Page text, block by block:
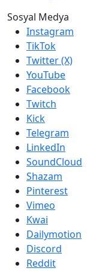
Sosyal Medya
Instagram
TikTok
Twitter (X)
YouTube
Facebook
Twitch
Kick
Telegram
LinkedIn
SoundCloud
Shazam
Pinterest
Vimeo
Kwai
Dailymotion
Discord
Reddit